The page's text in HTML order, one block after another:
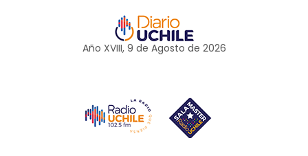
Año XVIII, 9 de Agosto de 2026